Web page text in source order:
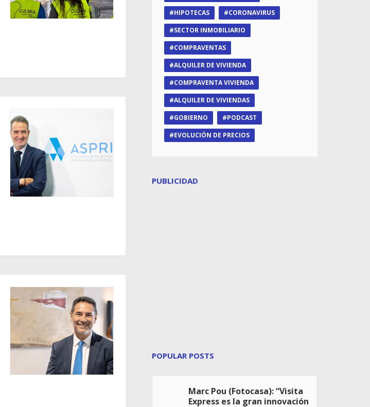
HIPOTECAS
CORONAVIRUS
SECTOR INMOBILIARIO
COMPRAVENTAS
ALQUILER DE VIVIENDA
COMPRAVENTA VIVIENDA
ALQUILER DE VIVIENDAS
GOBIERNO
PODCAST
EVOLUCIÓN DE PRECIOS
PUBLICIDAD
POPULAR POSTS
Marc Pou (Fotocasa): “Visita
Express es la gran innovación